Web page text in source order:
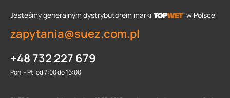
Jesteśmy generalnym dystrybutorem marki w Polsce
zapytania@suez.com.pl
+48 732 227 679
Pon. - Pt. od 7:00 do 16:00